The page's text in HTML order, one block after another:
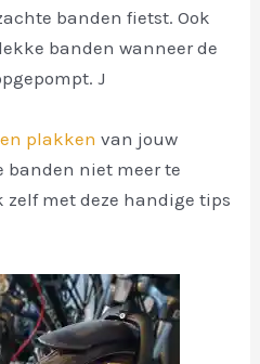
banden fietst. Ook
banden wanneer de
J
plakken van jouw
banden niet meer te
zelf met deze handige tips